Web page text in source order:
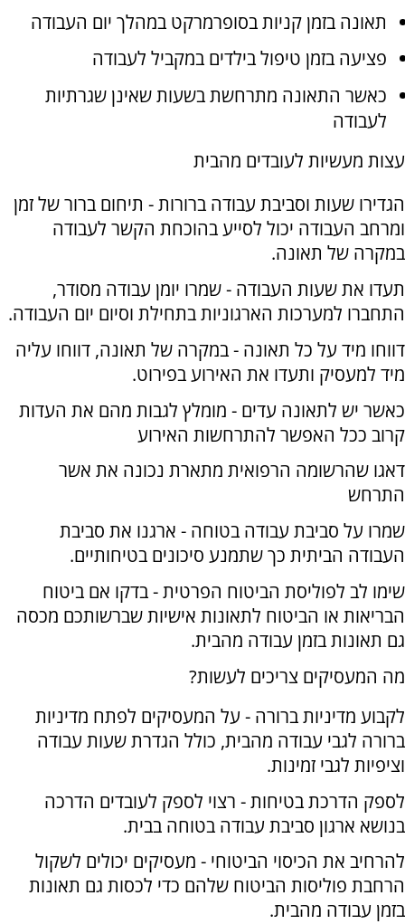
תאונה בזמן קניות בסופרמרקט במהלך יום העבודה
פציעה בזמן טיפול בילדים במקביל לעבודה
כאשר התאונה מתרחשת בשעות שאינן שגרתיות
לעבודה
עצות מעשיות לעובדים מהבית
הגדירו שעות וסביבת עבודה ברורות - תיחום ברור של זמן
ומרחב העבודה יכול לסייע בהוכחת הקשר לעבודה
במקרה של תאונה.
תעדו את שעות העבודה - שמרו יומן עבודה מסודר,
התחברו למערכות הארגוניות בתחילת וסיום יום העבודה.
דווחו מיד על כל תאונה - במקרה של תאונה, דווחו עליה
מיד למעסיק ותעדו את האירוע בפירוט.
כאשר יש לתאונה עדים - מומלץ לגבות מהם את העדות
קרוב ככל האפשר להתרחשות האירוע
דאגו שהרשומה הרפואית מתארת נכונה את אשר
התרחש
שמרו על סביבת עבודה בטוחה - ארגנו את סביבת
העבודה הביתית כך שתמנע סיכונים בטיחותיים.
שימו לב לפוליסת הביטוח הפרטית - בדקו אם ביטוח
הבריאות או הביטוח לתאונות אישיות שברשותכם מכסה
גם תאונות בזמן עבודה מהבית.
מה המעסיקים צריכים לעשות?
לקבוע מדיניות ברורה - על המעסיקים לפתח מדיניות
ברורה לגבי עבודה מהבית, כולל הגדרת שעות עבודה
וציפיות לגבי זמינות.
לספק הדרכת בטיחות - רצוי לספק לעובדים הדרכה
בנושא ארגון סביבת עבודה בטוחה בבית.
להרחיב את הכיסוי הביטוחי - מעסיקים יכולים לשקול
הרחבת פוליסות הביטוח שלהם כדי לכסות גם תאונות
בזמן עבודה מהבית.